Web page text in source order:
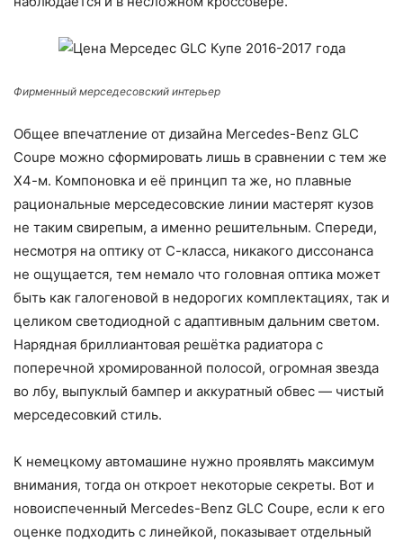
Фирменный мерседесовский интерьер
Общее впечатление от дизайна Mercedes-Benz GLС
Coupe можно сформировать лишь в сравнении с тем же
Х4-м. Компоновка и её принцип та же, но плавные
рациональные мерседесовские линии мастерят кузов
не таким свирепым, а именно решительным. Спереди,
несмотря на оптику от С-класса, никакого диссонанса
не ощущается, тем немало что головная оптика может
быть как галогеновой в недорогих комплектациях, так и
целиком светодиодной с адаптивным дальним светом.
Нарядная бриллиантовая решётка радиатора с
поперечной хромированной полосой, огромная звезда
во лбу, выпуклый бампер и аккуратный обвес — чистый
мерседесовкий стиль.
К немецкому автомашине нужно проявлять максимум
внимания, тогда он откроет некоторые секреты. Вот и
новоиспеченный Mercedes-Benz GLС Coupe, если к его
оценке подходить с линейкой, показывает отдельный